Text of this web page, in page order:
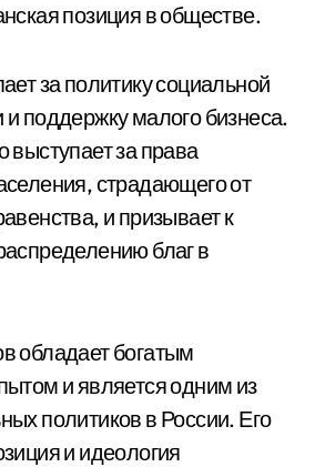
позиция в обществе.
за политику социальной
поддержку малого бизнеса.
выступает за права
страдающего от
и призывает к
благ в
обладает богатым
и является одним из
политиков в России. Его
и идеология